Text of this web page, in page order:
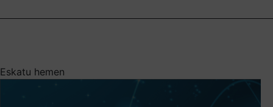
Eskatu hemen